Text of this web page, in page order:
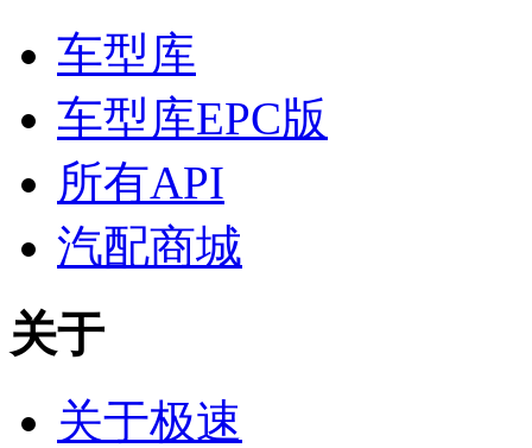
车型库
车型库EPC版
所有API
汽配商城
关于
关于极速